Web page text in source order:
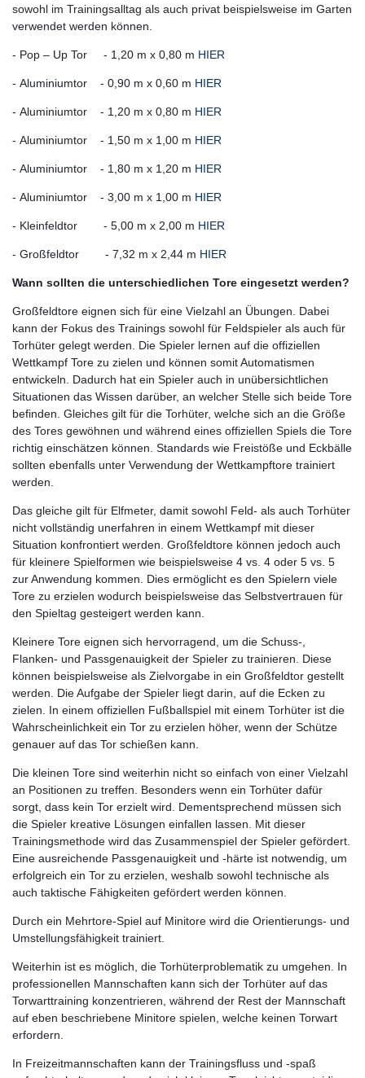
sowohl im Trainingsalltag als auch privat beispielsweise im Garten
verwendet werden können.
- Pop – Up Tor - 1,20 m x 0,80 m HIER
- Aluminiumtor - 0,90 m x 0,60 m HIER
- Aluminiumtor - 1,20 m x 0,80 m HIER
- Aluminiumtor - 1,50 m x 1,00 m HIER
- Aluminiumtor - 1,80 m x 1,20 m HIER
- Aluminiumtor - 3,00 m x 1,00 m HIER
- Kleinfeldtor - 5,00 m x 2,00 m HIER
- Großfeldtor - 7,32 m x 2,44 m HIER
Wann sollten die unterschiedlichen Tore eingesetzt werden?
Großfeldtore eignen sich für eine Vielzahl an Übungen. Dabei
kann der Fokus des Trainings sowohl für Feldspieler als auch für
Torhüter gelegt werden. Die Spieler lernen auf die offiziellen
Wettkampf Tore zu zielen und können somit Automatismen
entwickeln. Dadurch hat ein Spieler auch in unübersichtlichen
Situationen das Wissen darüber, an welcher Stelle sich beide Tore
befinden. Gleiches gilt für die Torhüter, welche sich an die Größe
des Tores gewöhnen und während eines offiziellen Spiels die Tore
richtig einschätzen können. Standards wie Freistöße und Eckbälle
sollten ebenfalls unter Verwendung der Wettkampftore trainiert
werden.
Das gleiche gilt für Elfmeter, damit sowohl Feld- als auch Torhüter
nicht vollständig unerfahren in einem Wettkampf mit dieser
Situation konfrontiert werden. Großfeldtore können jedoch auch
für kleinere Spielformen wie beispielsweise 4 vs. 4 oder 5 vs. 5
zur Anwendung kommen. Dies ermöglicht es den Spielern viele
Tore zu erzielen wodurch beispielsweise das Selbstvertrauen für
den Spieltag gesteigert werden kann.
Kleinere Tore eignen sich hervorragend, um die Schuss-,
Flanken- und Passgenauigkeit der Spieler zu trainieren. Diese
können beispielsweise als Zielvorgabe in ein Großfeldtor gestellt
werden. Die Aufgabe der Spieler liegt darin, auf die Ecken zu
zielen. In einem offiziellen Fußballspiel mit einem Torhüter ist die
Wahrscheinlichkeit ein Tor zu erzielen höher, wenn der Schütze
genauer auf das Tor schießen kann.
Die kleinen Tore sind weiterhin nicht so einfach von einer Vielzahl
an Positionen zu treffen. Besonders wenn ein Torhüter dafür
sorgt, dass kein Tor erzielt wird. Dementsprechend müssen sich
die Spieler kreative Lösungen einfallen lassen. Mit dieser
Trainingsmethode wird das Zusammenspiel der Spieler gefördert.
Eine ausreichende Passgenauigkeit und -härte ist notwendig, um
erfolgreich ein Tor zu erzielen, weshalb sowohl technische als
auch taktische Fähigkeiten gefördert werden können.
Durch ein Mehrtore-Spiel auf Minitore wird die Orientierungs- und
Umstellungsfähigkeit trainiert.
Weiterhin ist es möglich, die Torhüterproblematik zu umgehen. In
professionellen Mannschaften kann sich der Torhüter auf das
Torwarttraining konzentrieren, während der Rest der Mannschaft
auf eben beschriebene Minitore spielen, welche keinen Torwart
erfordern.
In Freizeitmannschaften kann der Trainingsfluss und -spaß